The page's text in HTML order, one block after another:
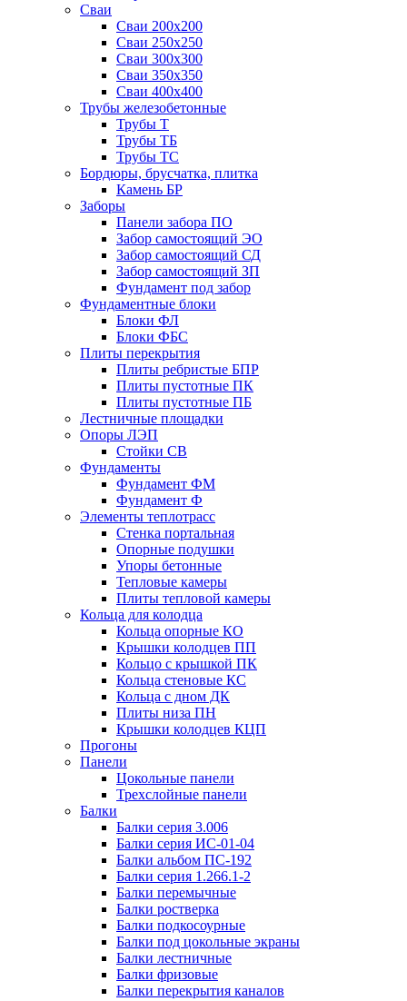
Сваи
Сваи 200х200
Сваи 250х250
Сваи 300х300
Сваи 350х350
Сваи 400х400
Трубы железобетонные
Трубы Т
Трубы ТБ
Трубы ТС
Бордюры, брусчатка, плитка
Камень БР
Заборы
Панели забора ПО
Забор самостоящий ЭО
Забор самостоящий СД
Забор самостоящий ЗП
Фyндамент под забор
Фундаментные блоки
Блоки ФЛ
Блоки ФБС
Плиты перекрытия
Плиты ребристые БПР
Плиты пустотные ПК
Плиты пустотные ПБ
Лестничные площадки
Опоры ЛЭП
Стойки СВ
Фундаменты
Фyндамент ФМ
Фyндамент Ф
Элементы теплотрасс
Стенка портальная
Опорные подушки
Упоры бетонные
Тепловые камеры
Плиты тепловой камеры
Кольца для колодца
Кольца опорные КО
Крышки колодцев ПП
Кольцо с крышкой ПК
Кольца стеновые КС
Кольца с дном ДК
Плиты низа ПН
Крышки колодцев КЦП
Прогоны
Панели
Цокольные панели
Трехслойные панели
Балки
Балки серия 3.006
Балки серия ИС-01-04
Балки альбом ПС-192
Балки серия 1.266.1-2
Балки перемычные
Балки ростверка
Балки подкосоурные
Балки под цокольные экраны
Балки лестничные
Балки фризовые
Балки перекрытия каналов